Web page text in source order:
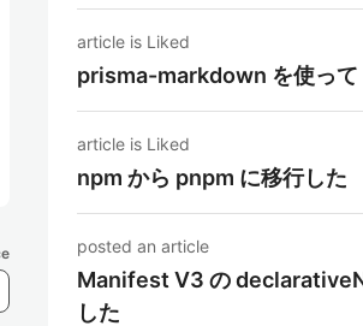
article is Liked
prisma-markdown を使って
article is Liked
npm から pnpm に移行した
posted an article
Manifest V3 の
した